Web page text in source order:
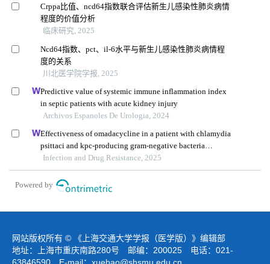
Crppa比值、ncd64指数联合评估新生儿感染性肺炎病情
程度的价值分析
临床研究, 2025
Ncd64指数、pct、il-6水平与新生儿感染性肺炎病情程
度的关系
川北医学院学报, 2025
Predictive value of systemic immune inflammation index
in septic patients with acute kidney injury
Archivos Espanoles De Urologia, 2024
Effectiveness of omadacycline in a patient with chlamydia
psittaci and kpc-producing gram-negative bacteria
infection
Infection and Drug Resistance, 2025
Powered by
网站版权所有 © 《上海交通大学学报（医学版）》编辑部
地址：上海市重庆南路280号 邮编：200025 电话：021-